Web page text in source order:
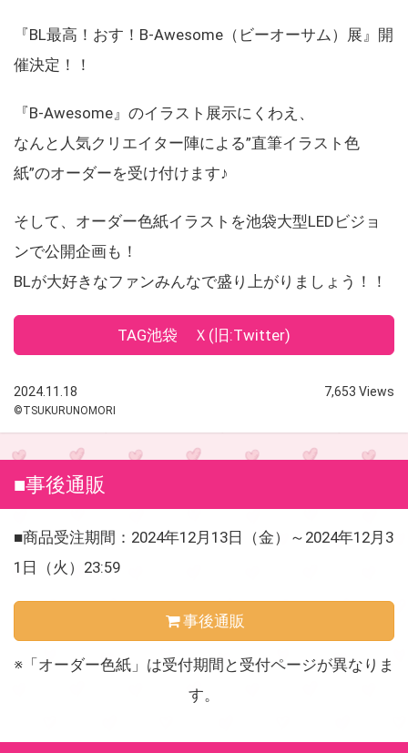
『BL最高！おす！B-Awesome（ビーオーサム）展』開
催決定！！
『B-Awesome』のイラスト展示にくわえ、
なんと人気クリエイター陣による”直筆イラスト色
紙”のオーダーを受け付けます♪
そして、オーダー色紙イラストを池袋大型LEDビジョ
ンで公開企画も！
BLが大好きなファンみんなで盛り上がりましょう！！
TAG池袋 Ｘ(旧:Twitter)
2024.11.18 7,653 Views
©TSUKURUNOMORI
■事後通販
■商品受注期間：2024年12月13日（金）～2024年12月3
1日（火）23:59
事後通販
※「オーダー色紙」は受付期間と受付ページが異なりま
す。